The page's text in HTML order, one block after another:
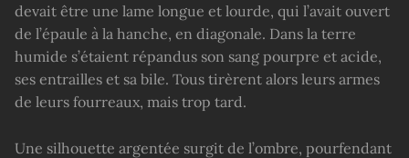
devait être une lame longue et lourde, qui l’avait ouvert
de l’épaule à la hanche, en diagonale. Dans la terre
humide s’étaient répandus son sang pourpre et acide,
ses entrailles et sa bile. Tous tirèrent alors leurs armes
de leurs fourreaux, mais trop tard.
Une silhouette argentée surgit de l’ombre, pourfendant